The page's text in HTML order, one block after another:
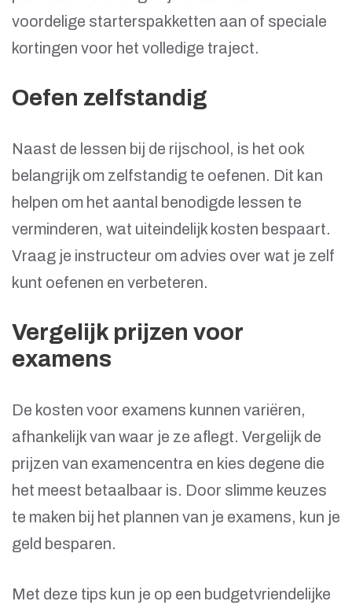
voordelige starterspakketten aan of speciale
kortingen voor het volledige traject.
Oefen zelfstandig
Naast de lessen bij de rijschool, is het ook
belangrijk om zelfstandig te oefenen. Dit kan
helpen om het aantal benodigde lessen te
verminderen, wat uiteindelijk kosten bespaart.
Vraag je instructeur om advies over wat je zelf
kunt oefenen en verbeteren.
Vergelijk prijzen voor
examens
De kosten voor examens kunnen variëren,
afhankelijk van waar je ze aflegt. Vergelijk de
prijzen van examencentra en kies degene die
het meest betaalbaar is. Door slimme keuzes
te maken bij het plannen van je examens, kun je
geld besparen.
Met deze tips kun je op een budgetvriendelijke